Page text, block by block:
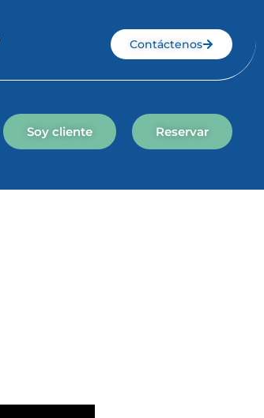
Contáctenos
Soy cliente Reservar